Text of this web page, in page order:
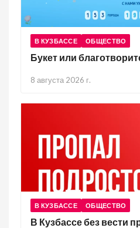
В КУЗБАССЕ ОБЩЕСТВО
Букет или
8 августа 2026 г.
В КУЗБАССЕ ОБЩЕСТВО
В Кузбассе без вести